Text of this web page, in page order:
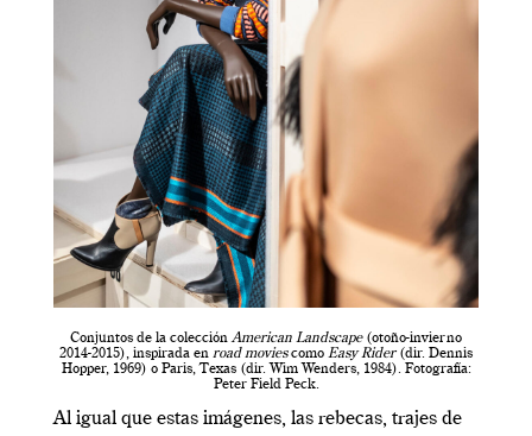
Conjuntos de la colecciónAmerican Landscape(otoño-invierno
2014-2015), inspirada en road moviescomo Easy Rider(dir. Dennis
Hopper, 1969) o Paris, Texas (dir. Wim Wenders, 1984). Fotografía:
Peter Field Peck.
Al igual que estas imágenes, las rebecas, trajes de